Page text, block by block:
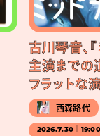
古川琴音、
主演までの
フラットな
西森路代
2026.7.30｜